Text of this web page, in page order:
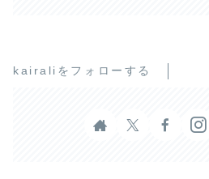
kairaliをフォローする